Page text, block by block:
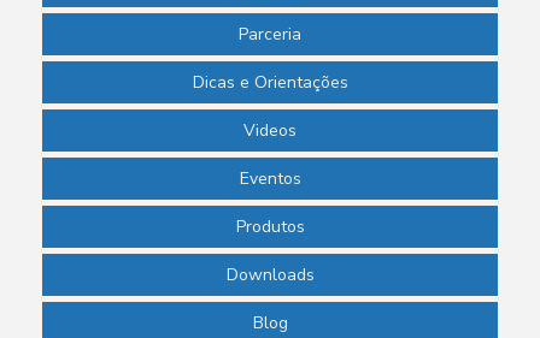
Pipeta para laboratório de química
Pipeta pasteur descartável
Pipetadores para laboratório
Placa de petri para laboratório
Parceria
Dicas e Orientações
Videos
Eventos
Produtos
Downloads
Blog